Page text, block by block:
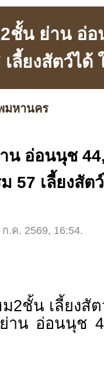
ชั้น ย่าน อ่
เลี้ยงสัตว์ไ
มหานคร
น อ่อนนุช
57 เลี้ยงสั
.ค. 2569, 16:54.
ม2ชั้น เลี้ยง
าน อ่อนนุช